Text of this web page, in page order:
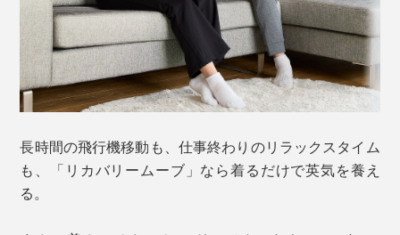
長時間の飛行機移動も、仕事終わりのリラックスタイム
も、「リカバリームーブ」なら着るだけで英気を養え
る。